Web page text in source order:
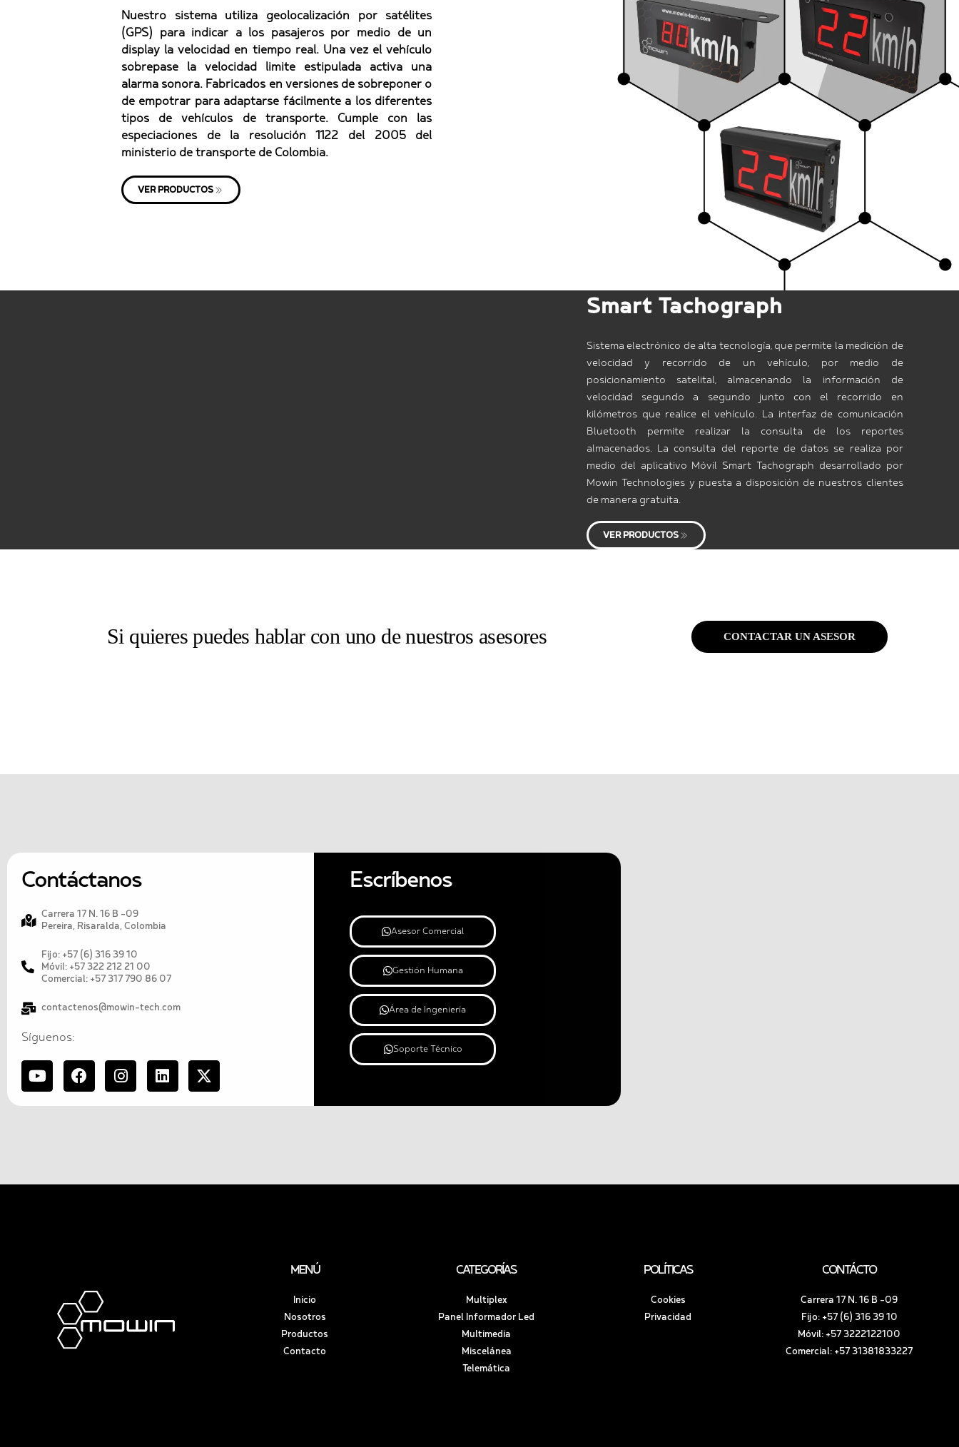
Nuestro sistema utiliza geolocalización por satélites
(GPS) para indicar a los pasajeros por medio de un
display la velocidad en tiempo real. Una vez el vehículo
sobrepase la velocidad limite estipulada activa una
alarma sonora. Fabricados en versiones de sobreponer o
de empotrar para adaptarse fácilmente a los diferentes
tipos de vehículos de transporte. Cumple con las
especiaciones de la resolución 1122 del 2005 del
ministerio de transporte de Colombia.
VER PRODUCTOS
Smart Tachograph
Sistema electrónico de alta tecnología, que permite la medición de
velocidad y recorrido de un vehículo, por medio de
posicionamiento satelital, almacenando la información de
velocidad segundo a segundo junto con el recorrido en
kilómetros que realice el vehículo. La interfaz de comunicación
Bluetooth permite realizar la consulta de los reportes
almacenados. La consulta del reporte de datos se realiza por
medio del aplicativo Móvil Smart Tachograph desarrollado por
Mowin Technologies y puesta a disposición de nuestros clientes
de manera gratuita.
VER PRODUCTOS
Si quieres puedes hablar con uno de nuestros asesores CONTACTAR UN ASESOR
Contáctanos
Carrera 17 N. 16 B -09
Pereira, Risaralda, Colombia
Fijo: +57 (6) 316 39 10
Móvil: +57 322 212 21 00
Comercial: +57 317 790 86 07
contactenos@mowin-tech.com
Síguenos:
Escríbenos
Asesor Comercial
Gestión Humana
Área de Ingeniería
Soporte Técnico
MENÚ
Inicio
Nosotros
Productos
Contacto
CATEGORÍAS
Multiplex
Panel Informador Led
Multimedia
Miscelánea
Telemática
POLÍTICAS
Cookies
Privacidad
CONTÁCTO
Carrera 17 N. 16 B -09
Fijo: +57 (6) 316 39 10
Móvil: +57 3222122100
Comercial: +57 31381833227